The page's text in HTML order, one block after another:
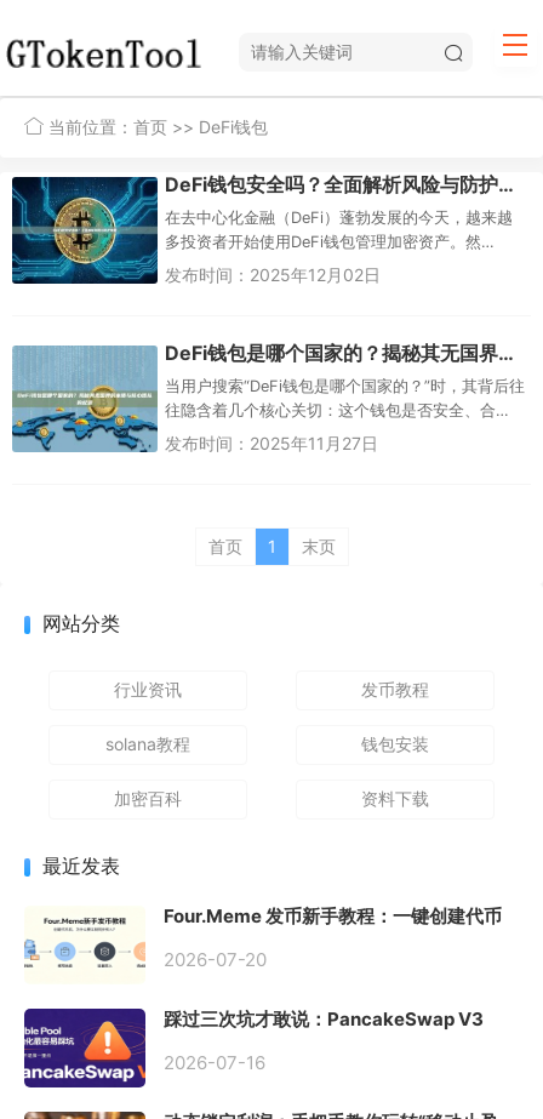
当前位置： 首页 >> DeFi钱包
DeFi钱包安全吗？全面解析风险与防护策略
在去中心化金融（DeFi）蓬勃发展的今天，越来越
多投资者开始使用DeFi钱包管理加密资产。然
而，"DeFi钱包安全吗？"已成为每...
发布时间：2025年12月02日
DeFi钱包是哪个国家的？揭秘其无国界的本质与核心团队的起源
当用户搜索“DeFi钱包是哪个国家的？”时，其背后往
往隐含着几个核心关切：这个钱包是否安全、合
法？它受哪个国家法律管辖？开发团队是否可靠？
发布时间：2025年11月27日
首页 1 末页
网站分类
行业资讯 发币教程
solana教程 钱包安装
加密百科 资料下载
最近发表
Four.Meme 发币新手教程：一键创建代币
2026-07-20
踩过三次坑才敢说：PancakeSwap V3
初始化
2026-07-16